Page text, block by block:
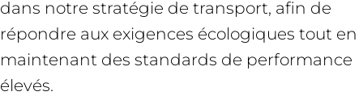
dans notre stratégie de transport, afin de
répondre aux exigences écologiques tout en
maintenant des standards de performance
élevés.